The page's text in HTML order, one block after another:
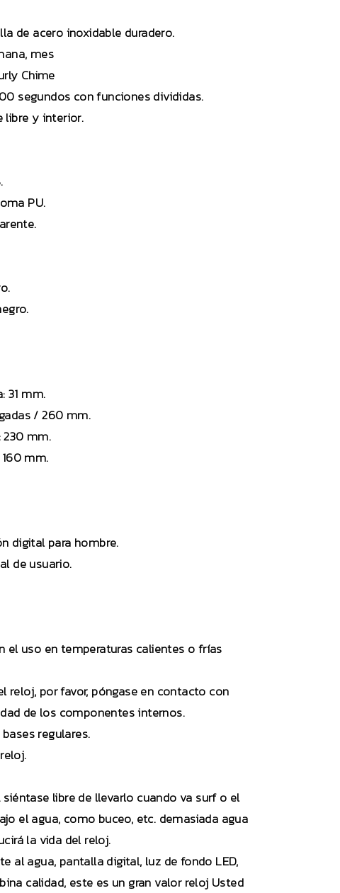
de acero inoxidable duradero.
mes
Chime
segundos con funciones divididas.
libre y interior.
PU.
31 mm.
/ 260 mm.
230 mm.
mm.
digital para hombre.
de usuario.
el uso en temperaturas calientes o frías
reloj, por favor, póngase en contacto con
de los componentes internos.
regulares.
libre de llevarlo cuando va surf o el
el agua, como buceo, etc. demasiada agua
la vida del reloj.
al agua, pantalla digital, luz de fondo LED,
calidad, este es un gran valor reloj Usted